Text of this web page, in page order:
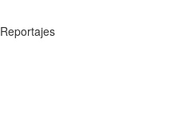
Reportajes